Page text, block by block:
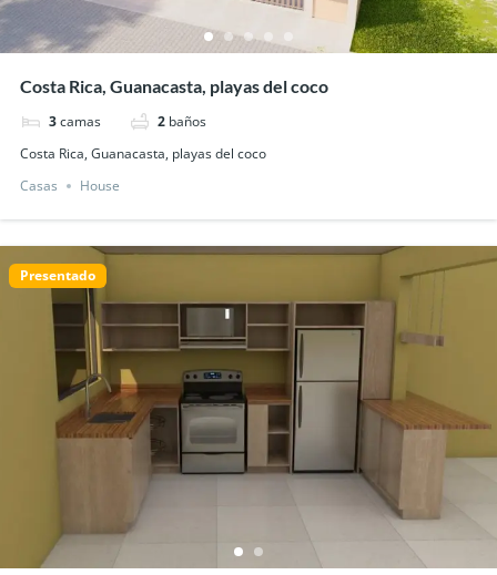
Costa Rica, Guanacasta, playas del coco
3camas 2 baños
Costa Rica, Guanacasta, playas del coco
Casas
House
Presentado